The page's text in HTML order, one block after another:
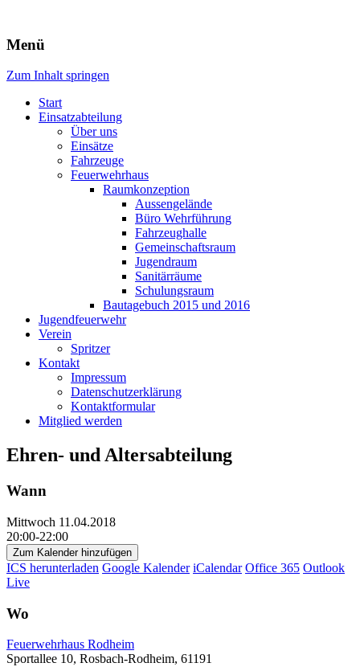
Freiwillige Feuerwehr Rodheim
v.d.H.
Menü
Zum Inhalt springen
Start
Einsatzabteilung
Über uns
Einsätze
Fahrzeuge
Feuerwehrhaus
Raumkonzeption
Aussengelände
Büro Wehrführung
Fahrzeughalle
Gemeinschaftsraum
Jugendraum
Sanitärräume
Schulungsraum
Bautagebuch 2015 und 2016
Jugendfeuerwehr
Verein
Spritzer
Kontakt
Impressum
Datenschutzerklärung
Kontaktformular
Mitglied werden
Ehren- und Altersabteilung
Wann
Mittwoch 11.04.2018
20:00-22:00
Zum Kalender hinzufügen
ICS herunterladen Google Kalender iCalendar Office 365 Outlook
Live
Wo
Feuerwehrhaus Rodheim
Sportallee 10, Rosbach-Rodheim, 61191